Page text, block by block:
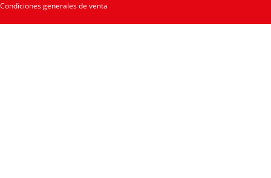
Condiciones generales de venta